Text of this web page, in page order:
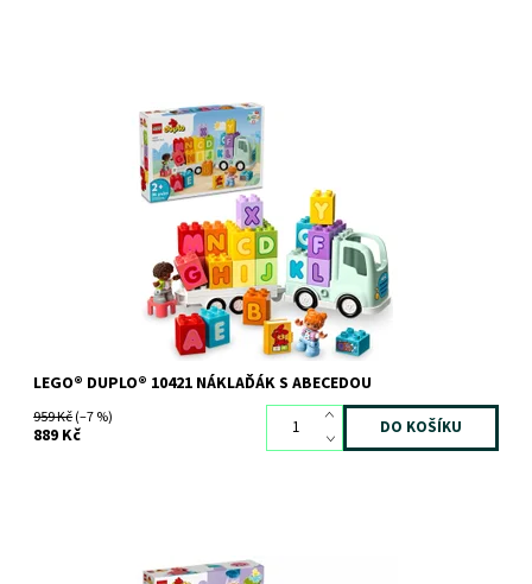
Náklaďák LEGO® DUPLO® malým dětem pomůže naučit se
Skladem3 ks
LEGO
LEGO® DUPLO® 10421 NÁKLAĎÁK S ABECEDOU
959 Kč(–7 %)
889 Kč